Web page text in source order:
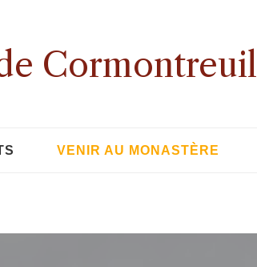
Cormontreuil
VENIR AU MONASTÈRE